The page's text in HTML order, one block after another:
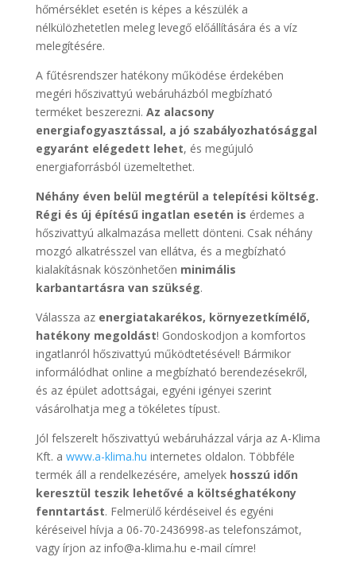
hőmérséklet esetén is képes a készülék a
nélkülözhetetlen meleg levegő előállítására és a víz
melegítésére.
A fűtésrendszer hatékony működése érdekében
megéri hőszivattyú webáruházból megbízható
terméket beszerezni. Az alacsony
energiafogyasztással, a jó szabályozhatósággal
egyaránt elégedett lehet, és megújuló
energiaforrásból üzemeltethet.
Néhány éven belül megtérül a telepítési költség.
Régi és új építésű ingatlan esetén is érdemes a
hőszivattyú alkalmazása mellett dönteni. Csak néhány
mozgó alkatrésszel van ellátva, és a megbízható
kialakításnak köszönhetően minimális
karbantartásra van szükség.
Válassza az energiatakarékos, környezetkímélő,
hatékony megoldást! Gondoskodjon a komfortos
ingatlanról hőszivattyú működtetésével! Bármikor
informálódhat online a megbízható berendezésekről,
és az épület adottságai, egyéni igényei szerint
vásárolhatja meg a tökéletes típust.
Jól felszerelt hőszivattyú webáruházzal várja az A-Klima
Kft. a www.a-klima.hu internetes oldalon. Többféle
termék áll a rendelkezésére, amelyek hosszú időn
keresztül teszik lehetővé a költséghatékony
fenntartást. Felmerülő kérdéseivel és egyéni
kéréseivel hívja a 06-70-2436998-as telefonszámot,
vagy írjon az info@a-klima.hu e-mail címre!